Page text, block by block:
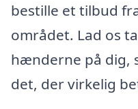
bestille et tilbud
området. Lad os
hænderne på dig,
det, der virkelig